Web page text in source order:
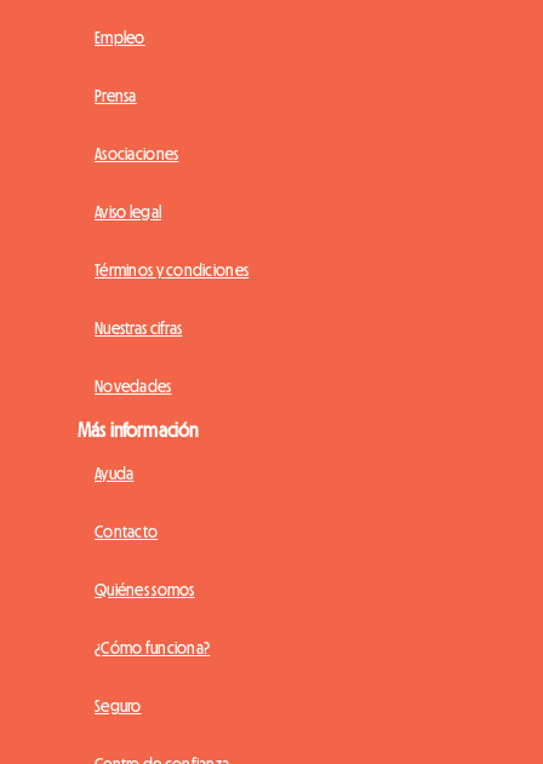
Empleo
Prensa
Asociaciones
Aviso legal
Términos y condiciones
Nuestras cifras
Novedades
Más información
Ayuda
Contacto
Quiénes somos
¿Cómo funciona?
Seguro